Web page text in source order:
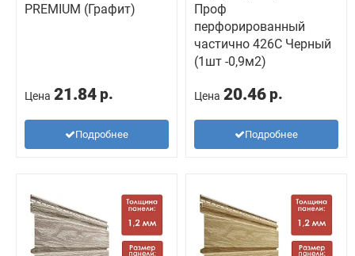
PREMIUM (Графит)
Цена 21.84 р.
Подробнее
Проф
перфорированный
частично 426С Черный
(1шт -0,9м2)
Цена 20.46 р.
Подробнее